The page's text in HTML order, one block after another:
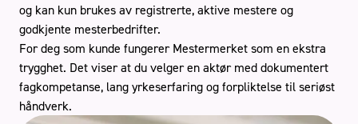
og kan kun brukes av registrerte, aktive mestere og
godkjente mesterbedrifter.
For deg som kunde fungerer Mestermerket som en ekstra
trygghet. Det viser at du velger en aktør med dokumentert
fagkompetanse, lang yrkeserfaring og forpliktelse til seriøst
håndverk.